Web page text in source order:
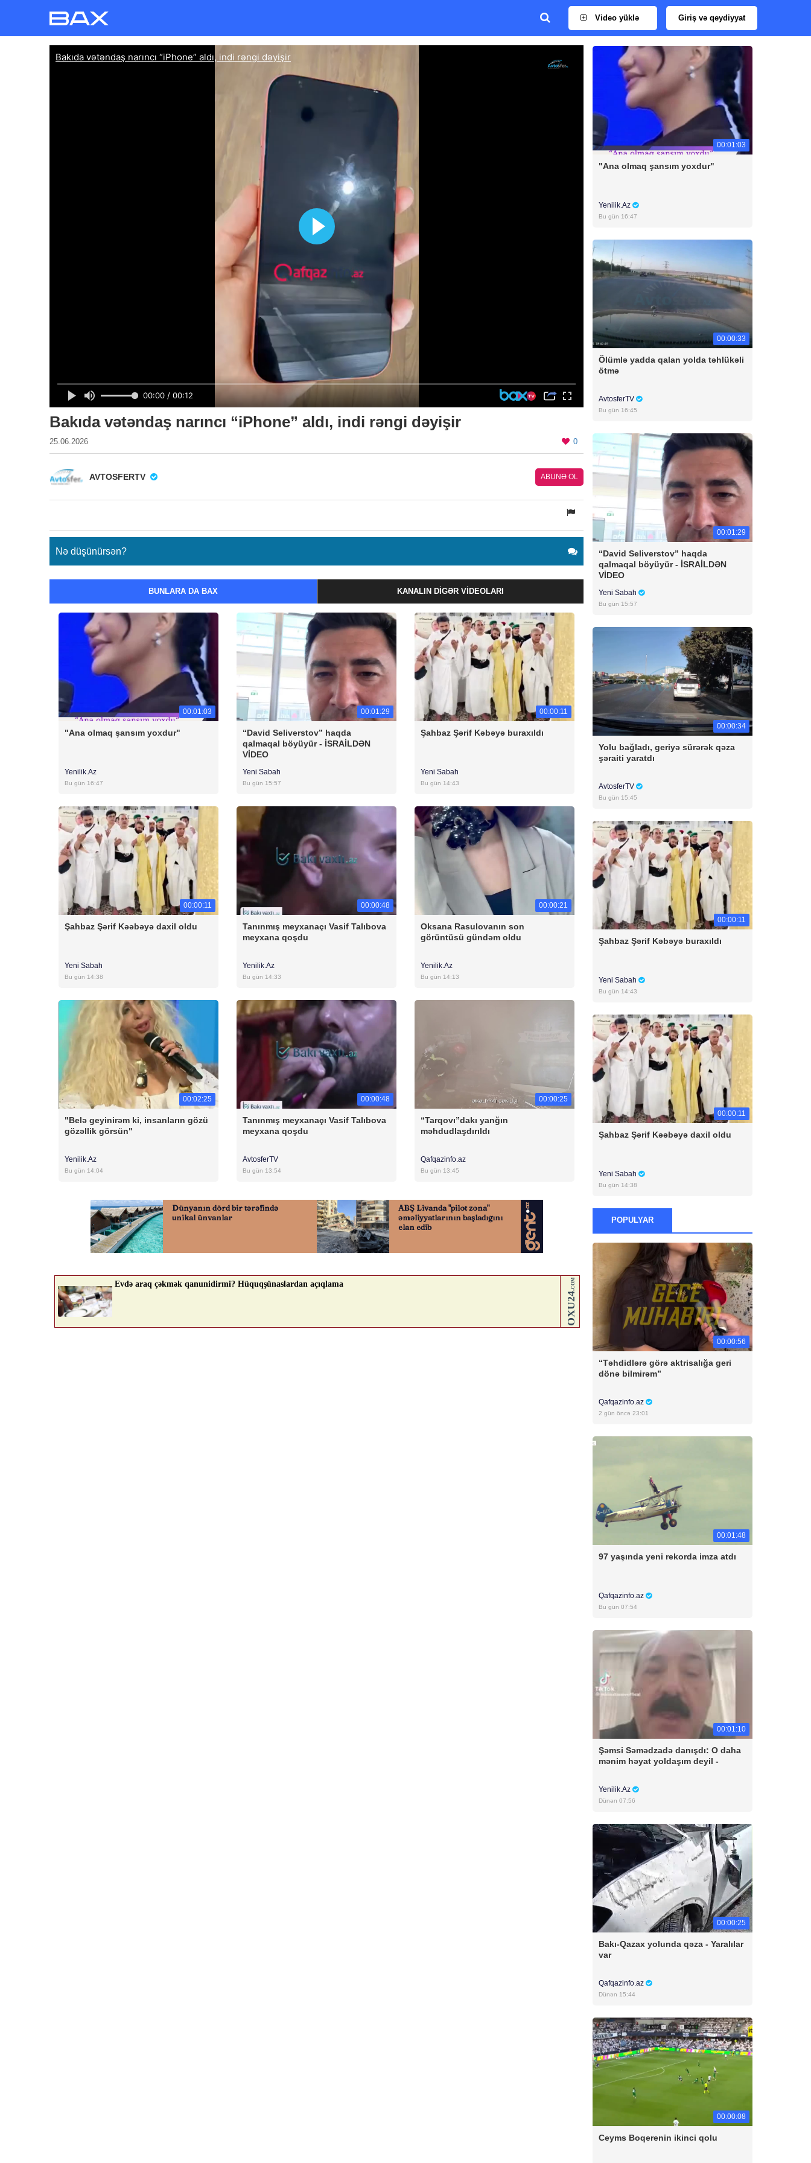
Video yüklə Giriş və qeydiyyat
Bakıda vətəndaş narıncı “iPhone” aldı, indi rəngi dəyişir
25.06.2026 0
AVTOSFERTV ABUNƏ OL
Nə düşünürsən?
BUNLARA DA BAX KANALIN DIGƏR VIDEOLARI
00:01:03
"Ana olmaq şansım yoxdur"
Yenilik.Az
Bu gün 16:47
00:01:29
“David Seliverstov” haqda
qalmaqal böyüyür - İSRAİLDƏN
VİDEO
Yeni Sabah
Bu gün 15:57
00:00:11
Şahbaz Şərif Kəbəyə buraxıldı
Yeni Sabah
Bu gün 14:43
00:00:11
Şahbaz Şərif Kəəbəyə daxil oldu
Yeni Sabah
Bu gün 14:38
00:00:48
Tanınmış meyxanaçı Vasif Talıbova
meyxana qoşdu
Yenilik.Az
Bu gün 14:33
00:00:21
Oksana Rasulovanın son
görüntüsü gündəm oldu
Yenilik.Az
Bu gün 14:13
00:02:25
"Belə geyinirəm ki, insanların gözü
gözəllik görsün"
Yenilik.Az
Bu gün 14:04
00:00:48
Tanınmış meyxanaçı Vasif Talıbova
meyxana qoşdu
AvtosferTV
Bu gün 13:54
00:00:25
“Tarqovı”dakı yanğın
məhdudlaşdırıldı
Qafqazinfo.az
Bu gün 13:45
00:01:03
"Ana olmaq şansım yoxdur"
Yenilik.Az
Bu gün 16:47
00:00:33
Ölümlə yadda qalan yolda təhlükəli
ötmə
AvtosferTV
Bu gün 16:45
00:01:29
“David Seliverstov” haqda
qalmaqal böyüyür - İSRAİLDƏN
VİDEO
Yeni Sabah
Bu gün 15:57
00:00:34
Yolu bağladı, geriyə sürərək qəza
şəraiti yaratdı
AvtosferTV
Bu gün 15:45
00:00:11
Şahbaz Şərif Kəbəyə buraxıldı
Yeni Sabah
Bu gün 14:43
00:00:11
Şahbaz Şərif Kəəbəyə daxil oldu
Yeni Sabah
Bu gün 14:38
POPULYAR
00:00:56
“Təhdidlərə görə aktrisalığa geri
dönə bilmirəm”
Qafqazinfo.az
2 gün öncə 23:01
00:01:48
97 yaşında yeni rekorda imza atdı
Qafqazinfo.az
Bu gün 07:54
00:01:10
Şəmsi Səmədzadə danışdı: O daha
mənim həyat yoldaşım deyil -
Yenilik.Az
Dünən 07:56
00:00:25
Bakı-Qazax yolunda qəza - Yaralılar
var
Qafqazinfo.az
Dünən 15:44
00:00:08
Ceyms Boqerenin ikinci qolu